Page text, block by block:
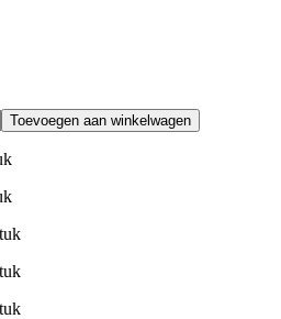
Toevoegen aan winkelwagen